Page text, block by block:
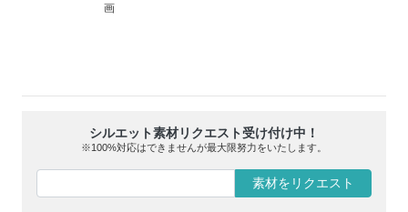
画
シルエット素材リクエスト受け付け中！
※100%対応はできませんが最大限努力をいたします。
素材をリクエスト